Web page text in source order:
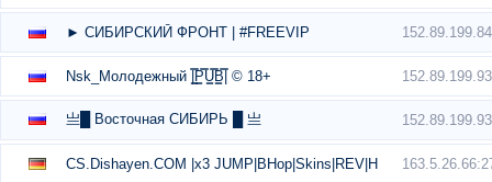
► СИБИРСКИЙ ФРОНТ | #FREEVIP
Nsk_Молодежный |͇̿P͇̿U͇̿B͇̿| © 18+
亗█ Восточная СИБИРЬ █ 亗
CS.Dishayen.COM |x3 JUMP|BHop|Skins|REV|HEAL|Server 4